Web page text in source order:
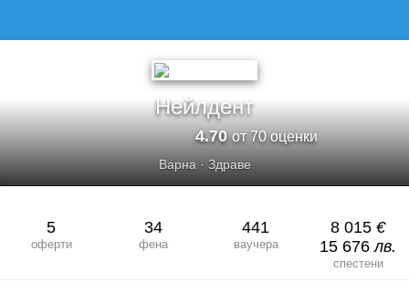
Нейлдент
4.70от 70 оценки
Варна· Здраве
5
оферти
34
фена
441
ваучера
8 015 €
15 676лв.
спестени